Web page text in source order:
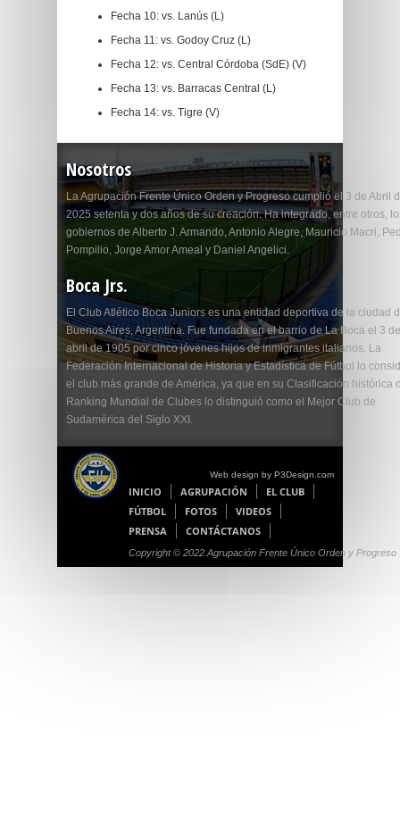
Fecha 10: vs. Lanús (L)
Fecha 11: vs. Godoy Cruz (L)
Fecha 12: vs. Central Córdoba (SdE) (V)
Fecha 13: vs. Barracas Central (L)
Fecha 14: vs. Tigre (V)
Nosotros
La Agrupación Frente Único Orden y Progreso cumplió el 3 de Abril
2025 setenta y dos años de su creación. Ha integrado, entre otros,
gobiernos de Alberto J. Armando, Antonio Alegre, Mauricio Macri,
Pompilio, Jorge Amor Ameal y Daniel Angelici.
Boca Jrs.
El Club Atlético Boca Juniors es una entidad deportiva de la ciudad
Buenos Aires, Argentina. Fue fundada en el barrio de La Boca el 3 de
abril de 1905 por cinco jóvenes hijos de inmigrantes italianos. La
Federación Internacional de Historia y Estadística de Fútbol lo
el club más grande de América, ya que en su Clasificación histórica
Ranking Mundial de Clubes lo distinguió como el Mejor Club de
Sudamérica del Siglo XXI.
Web design by P3Design.com
INICIO AGRUPACIÓN
EL CLUB
FÚTBOL
FOTOS
VIDEOS
PRENSA
CONTÁCTANOS
Copyright © 2022 Agrupación Frente Único Orden y Progreso